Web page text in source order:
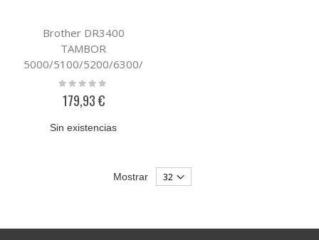
Brother DR3400
TAMBOR
5000/5100/5200/6300/
6400
Rating:
179,93 €
Sin existencias
Mostrar